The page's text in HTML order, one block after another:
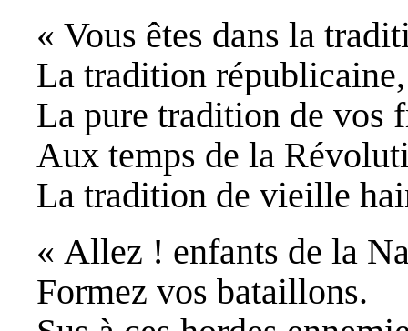
« Vous êtes dans la
La tradition républicaine,
La pure tradition de vos
Aux temps de la
La tradition de vieille
« Allez ! enfants de la
Formez vos bataillons.